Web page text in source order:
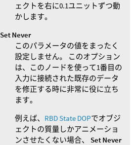
ェクトを右に0.1ユニットずつ動
かします。
Set Never
このパラメータの値をまったく
設定しません。 このオプション
は、このノードを使って1番目の
入力に接続された既存のデータ
を修正する時に非常に役に立ち
ます。
例えば、 RBD State DOPでオブジ
ェクトの質量しかアニメーショ
ンさせたくない場合、 Set Never